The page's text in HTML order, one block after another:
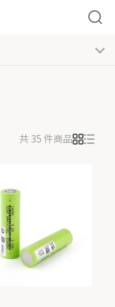
共 35 件商品